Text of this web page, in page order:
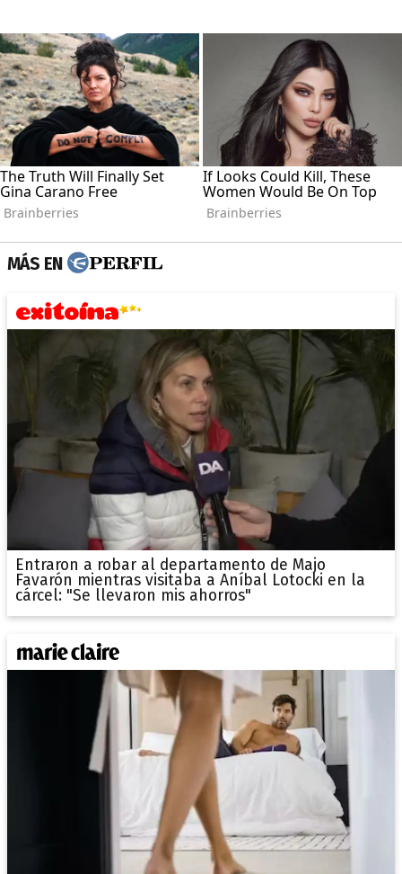
MÁS EN
Entraron a robar al departamento de Majo
Favarón mientras visitaba a Aníbal Lotocki en la
cárcel: "Se llevaron mis ahorros"